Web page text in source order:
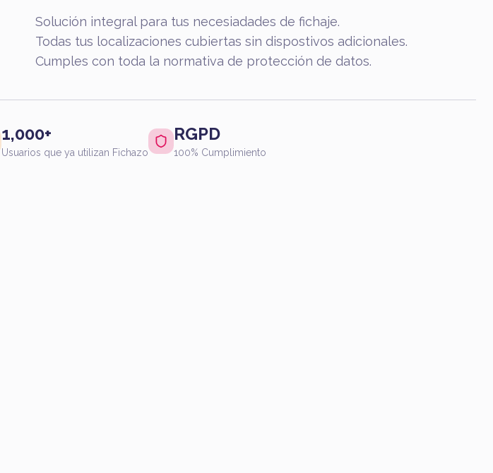
Solución integral para tus necesiadades de fichaje.
Todas tus localizaciones cubiertas sin dispostivos adicionales.
Cumples con toda la normativa de protección de datos.
1,000+
Usuarios que ya utilizan Fichazo
RGPD
100% Cumplimiento